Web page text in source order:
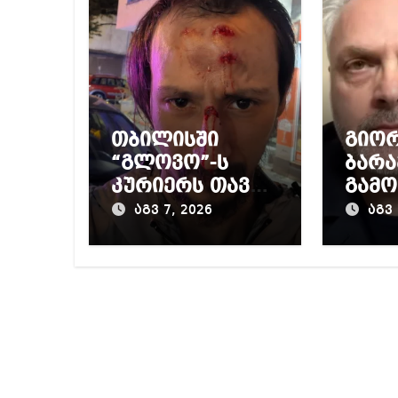
თბილისში
“გლოვო”-ს
კურიერს თავს
დაესხნენ
აგვ 7, 2026 აგვ